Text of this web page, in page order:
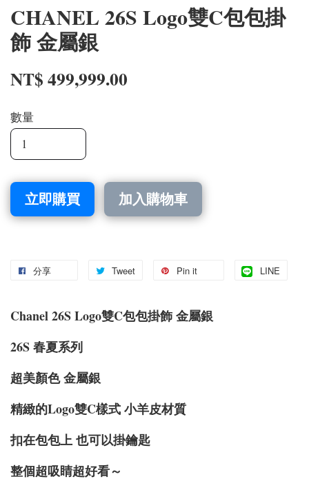
CHANEL 26S Logo雙C包包掛
飾 金屬銀
NT$ 499,999.00
數量
立即購買 加入購物車
分享 Tweet Pin it LINE
Chanel 26S Logo雙C包包掛飾 金屬銀
26S 春夏系列
超美顏色 金屬銀
精緻的Logo雙C樣式 小羊皮材質
扣在包包上 也可以掛鑰匙
整個超吸睛超好看～